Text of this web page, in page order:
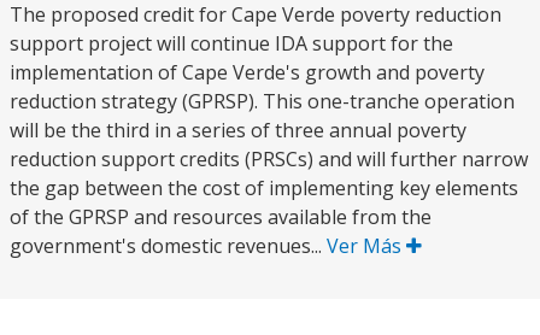
The proposed credit for Cape Verde poverty reduction
support project will continue IDA support for the
implementation of Cape Verde's growth and poverty
reduction strategy (GPRSP). This one-tranche operation
will be the third in a series of three annual poverty
reduction support credits (PRSCs) and will further narrow
the gap between the cost of implementing key elements
of the GPRSP and resources available from the
government's domestic revenues... Ver Más